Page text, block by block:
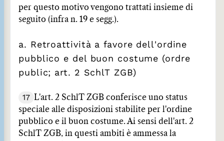
per questo motivo vengono trattati insieme di
seguito (infra n. 19 e segg.).
a. Retroattività a favore dell'ordine
pubblico e del buon costume (ordre
public; art. 2 SchlT ZGB)
17
L'art. 2 SchlT ZGB conferisce uno status
speciale alle disposizioni stabilite per l'ordine
pubblico e il buon costume. Ai sensi dell'art. 2
SchlT ZGB, in questi ambiti è ammessa la